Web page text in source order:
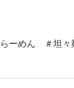
ーめん　＃坦